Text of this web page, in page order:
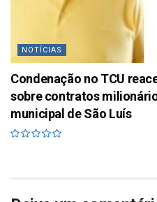
NOTÍCIAS
Condenação no TCU
sobre contratos
municipal de São Luís